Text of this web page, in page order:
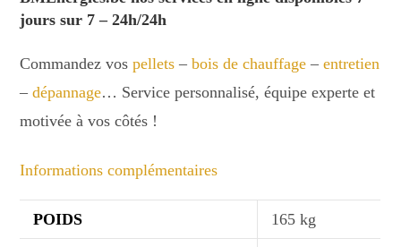
jours sur 7 – 24h/24h
Commandez vospellets –bois de chauffage –entretien
–dépannage… Service personnalisé, équipe experte et
motivée à vos côtés !
Informations complémentaires
POIDS 165 kg